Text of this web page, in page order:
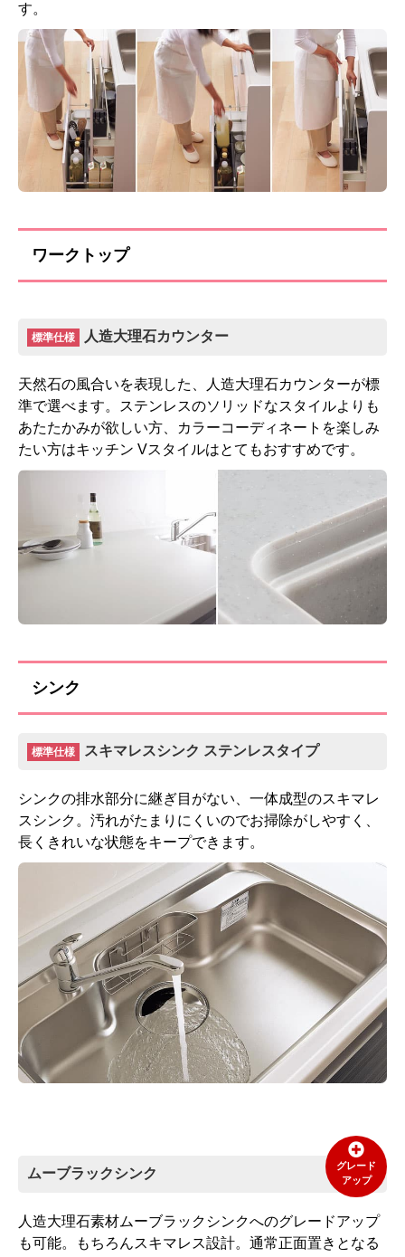
す。
ワークトップ
標準仕様 人造大理石カウンター
天然石の風合いを表現した、人造大理石カウンターが標
準で選べます。ステンレスのソリッドなスタイルよりも
あたたかみが欲しい方、カラーコーディネートを楽しみ
たい方はキッチン Vスタイルはとてもおすすめです。
シンク
標準仕様 スキマレスシンク ステンレスタイプ
シンクの排水部分に継ぎ目がない、一体成型のスキマレ
スシンク。汚れがたまりにくいのでお掃除がしやすく、
長くきれいな状態をキープできます。
ムーブラックシンク
グレード
アップ
人造大理石素材ムーブラックシンクへのグレードアップ
も可能。もちろんスキマレス設計。通常正面置きとなる